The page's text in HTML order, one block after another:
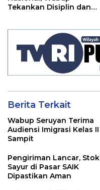
Tekankan Disiplin dan
Berita Terkait
Wabup Seruyan Terima
Audiensi Imigrasi Kelas II
Sampit
Pengiriman Lancar, Stok
Sayur di Pasar SAIK
Dipastikan Aman